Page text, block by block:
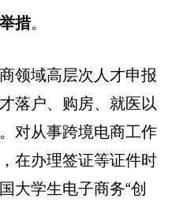
措。
领域高层次人才申报
落户、购房、就医以
对从事跨境电商工作
在办理签证等证件时
大学生电子商务“创